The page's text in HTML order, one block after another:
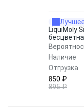
LiquiMoly
Наличие
Отгрузка
850 ₽
895 ₽